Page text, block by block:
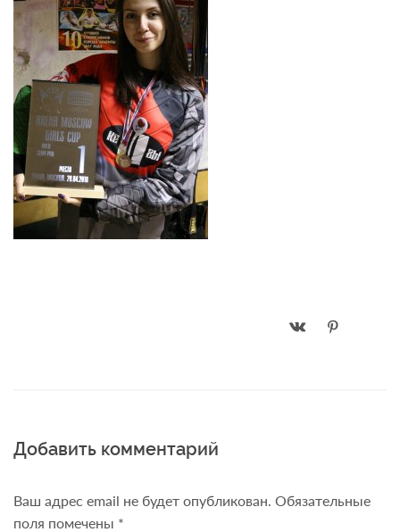
Добавить комментарий
Ваш адрес email не будет опубликован. Обязательные
поля помечены *